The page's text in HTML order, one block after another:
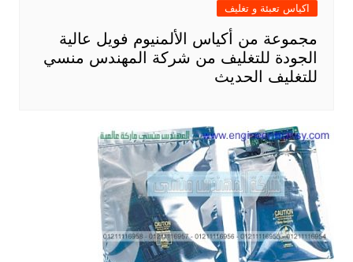
اكياس تعبئة و تغليف
مجموعة من أكياس الألمنيوم فويل عالية
الجودة للتغليف من شركة المهندس منسي
للتغليف الحديث